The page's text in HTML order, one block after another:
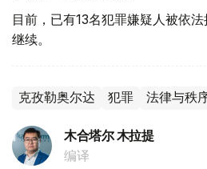
目前，已有13名犯罪嫌疑人被依
继续。
克孜勒奥尔达 犯罪 法律与秩
木合塔尔 木拉提
编译